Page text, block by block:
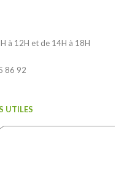
à 12H et de 14H à 18H
86 92
UTILES